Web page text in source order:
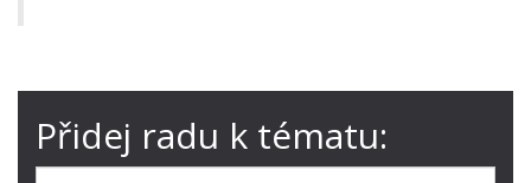
Přidej radu k tématu: